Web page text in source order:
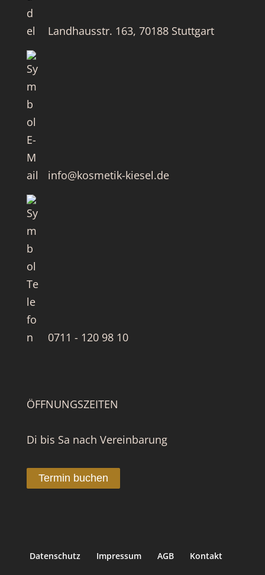
Landhausstr. 163, 70188 Stuttgart
info@kosmetik-kiesel.de
0711 - 120 98 10
ÖFFNUNGSZEITEN
Di bis Sa nach Vereinbarung
Termin buchen
Datenschutz Impressum AGB Kontakt